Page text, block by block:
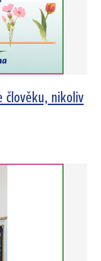
člověku, nikoliv